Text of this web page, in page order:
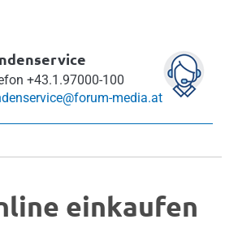
+43.1.97000-100
media.at
einkaufen